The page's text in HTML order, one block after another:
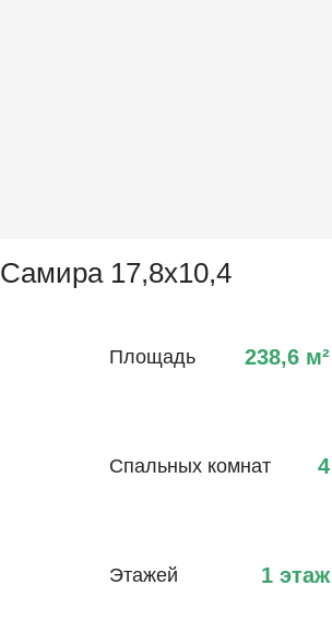
Самира 17,8х10,4
Площадь 238,6 м²
Спальных комнат 4
Этажей 1 этаж